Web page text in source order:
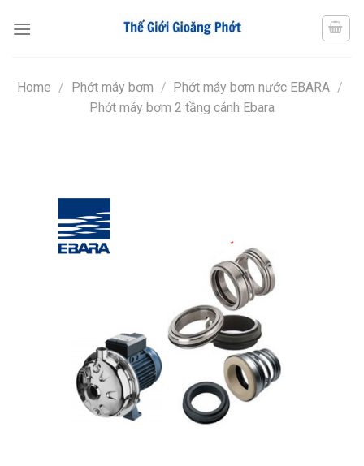
đến
Home / Phớt máy bơm / Phớt máy bơm nước EBARA /
Phớt máy bơm 2 tầng cánh Ebara